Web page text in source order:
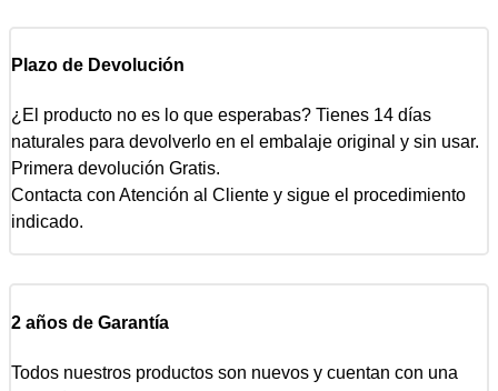
Plazo de Devolución
¿El producto no es lo que esperabas? Tienes 14 días
naturales para devolverlo en el embalaje original y sin usar.
Primera devolución Gratis.
Contacta con Atención al Cliente y sigue el procedimiento
indicado.
2 años de Garantía
Todos nuestros productos son nuevos y cuentan con una